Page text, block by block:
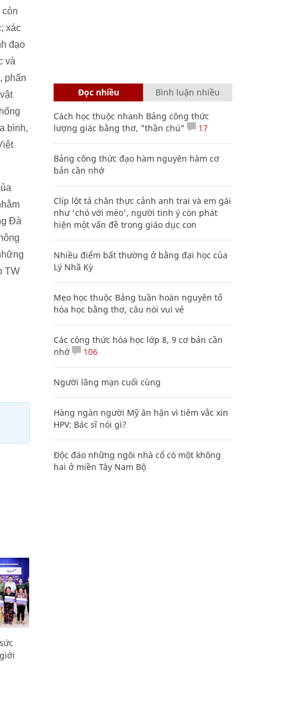
còn
xác
đạo
và
phấn
bình,
Đà
TW
Đọc nhiều Bình luận nhiều
Cách học thuộc nhanh Bảng công thức
lượng giác bằng thơ, "thần chú"
17
Bảng công thức đạo hàm nguyên hàm cơ
bản cần nhớ
Clip lột tả chân thực cảnh anh trai và em gái
như 'chó với mèo', người tinh ý còn phát
hiện một vấn đề trong giáo dục con
Nhiều điểm bất thường ở bằng đại học của
Lý Nhã Kỳ
Mẹo học thuộc Bảng tuần hoàn nguyên tố
hóa học bằng thơ, câu nói vui vẻ
Các công thức hóa học lớp 8, 9 cơ bản cần
nhớ
106
Người lãng mạn cuối cùng
Hàng ngàn người Mỹ ân hận vì tiêm vắc xin
HPV: Bác sĩ nói gì?
Độc đáo những ngôi nhà cổ có một không
hai ở miền Tây Nam Bộ